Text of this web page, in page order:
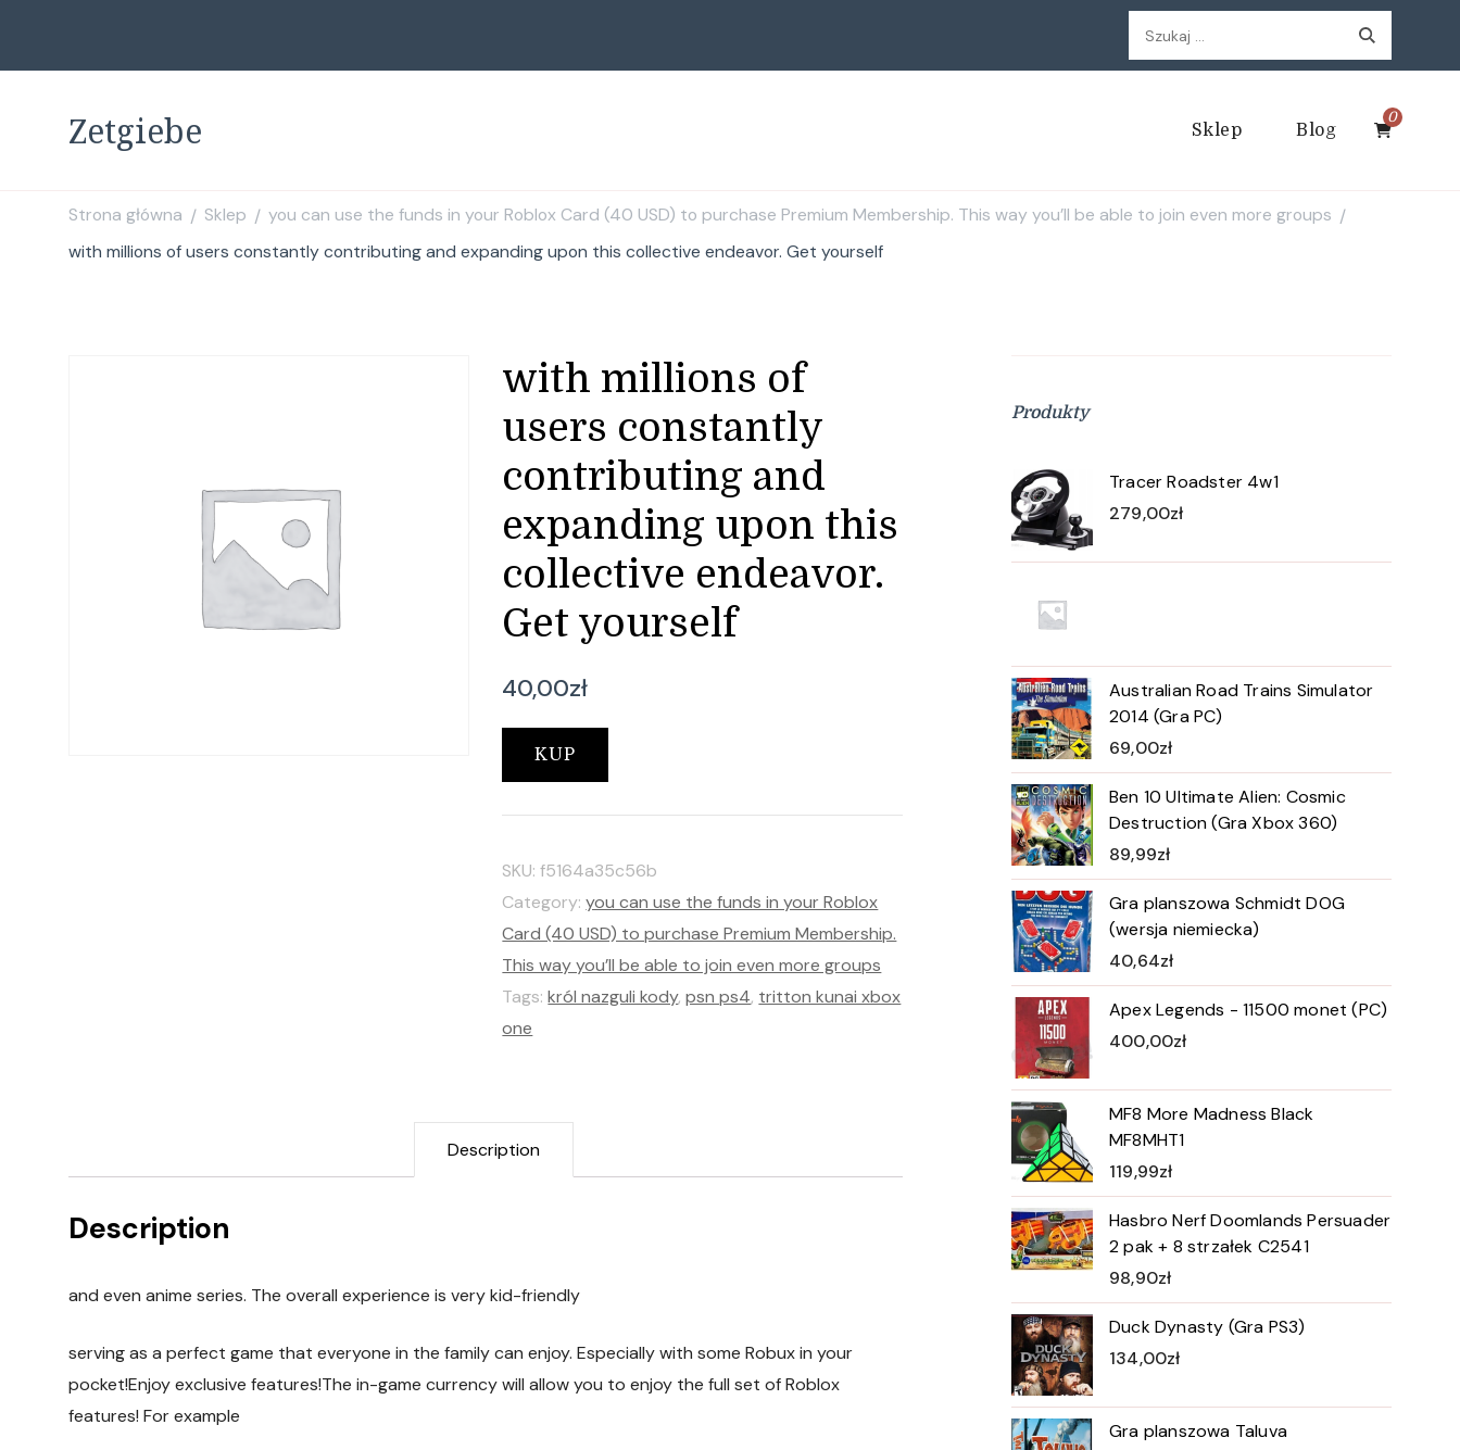
Szukaj:
Zetgiebe Sklep Blog
0
Strona główna / Sklep / you can use the funds in your Roblox Card (40 USD) to purchase Premium Membership. This way you’ll be able to join even more groups /
with millions of users constantly contributing and expanding upon this collective endeavor. Get yourself
with millions of
users constantly
contributing and
expanding upon this
collective endeavor.
Get yourself
40,00zł
KUP
SKU:f5164a35c56b
Category:you can use the funds in your Roblox
Card (40 USD) to purchase Premium Membership.
This way you’ll be able to join even more groups
Tags:król nazguli kody,psn ps4, tritton kunai xbox
one
Description
Description
and even anime series. The overall experience is very kid-friendly
serving as a perfect game that everyone in the family can enjoy. Especially with some Robux in your
pocket!Enjoy exclusive features!The in-game currency will allow you to enjoy the full set of Roblox
features! For example
Produkty
Tracer Roadster 4w1
279,00zł
Australian Road Trains Simulator
2014 (Gra PC)
69,00zł
Ben 10 Ultimate Alien: Cosmic
Destruction (Gra Xbox 360)
89,99zł
Gra planszowa Schmidt DOG
(wersja niemiecka)
40,64zł
Apex Legends - 11500 monet (PC)
400,00zł
MF8 More Madness Black
MF8MHT1
119,99zł
Hasbro Nerf Doomlands Persuader
2 pak + 8 strzałek C2541
98,90zł
Duck Dynasty (Gra PS3)
134,00zł
Gra planszowa Taluva